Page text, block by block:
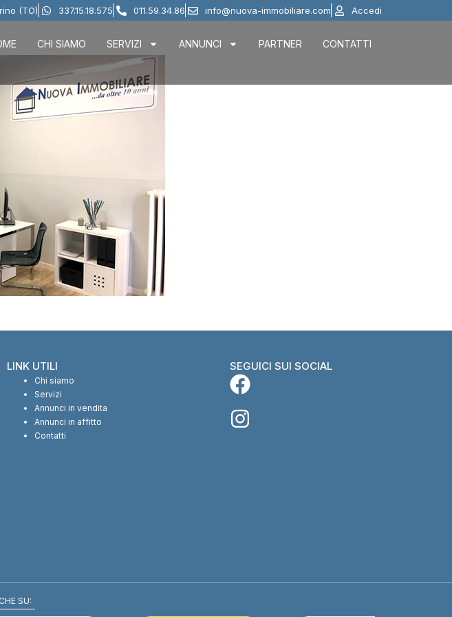
(TO) 337.15.18.575 011.59.34.86 info@nuova-immobiliare.com Accedi
CHI SIAMO SERVIZI ANNUNCI PARTNER CONTATTI
LINK UTILI
Chi siamo
Servizi
Annunci in vendita
Annunci in affitto
Contatti
SEGUICI SUI SOCIAL
SU: